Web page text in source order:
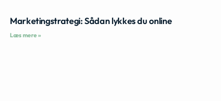
Marketingstrategi: Sådan lykkes du online
Læs mere »